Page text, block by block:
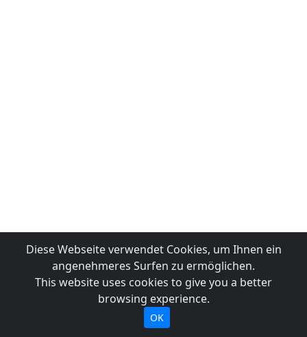
Diese Webseite verwendet Cookies, um Ihnen ein
angenehmeres Surfen zu ermöglichen.
This website uses cookies to give you a better
browsing experience.
OK